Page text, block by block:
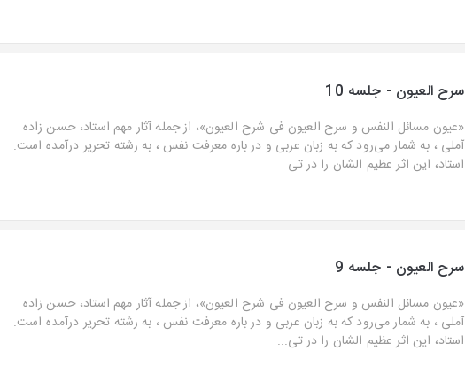
سرح العیون - جلسه 10
«عیون مسائل النفس و سرح العیون فی شرح العیون»، از جمله آثار مهم استاد، حسن زاده
آملی ، به شمار می‌رود که به زبان عربی و در باره معرفت نفس ، به رشته تحریر درآمده است.
استاد، این اثر عظیم الشان را در تی...
سرح العیون - جلسه 9
«عیون مسائل النفس و سرح العیون فی شرح العیون»، از جمله آثار مهم استاد، حسن زاده
آملی ، به شمار می‌رود که به زبان عربی و در باره معرفت نفس ، به رشته تحریر درآمده است.
استاد، این اثر عظیم الشان را در تی...